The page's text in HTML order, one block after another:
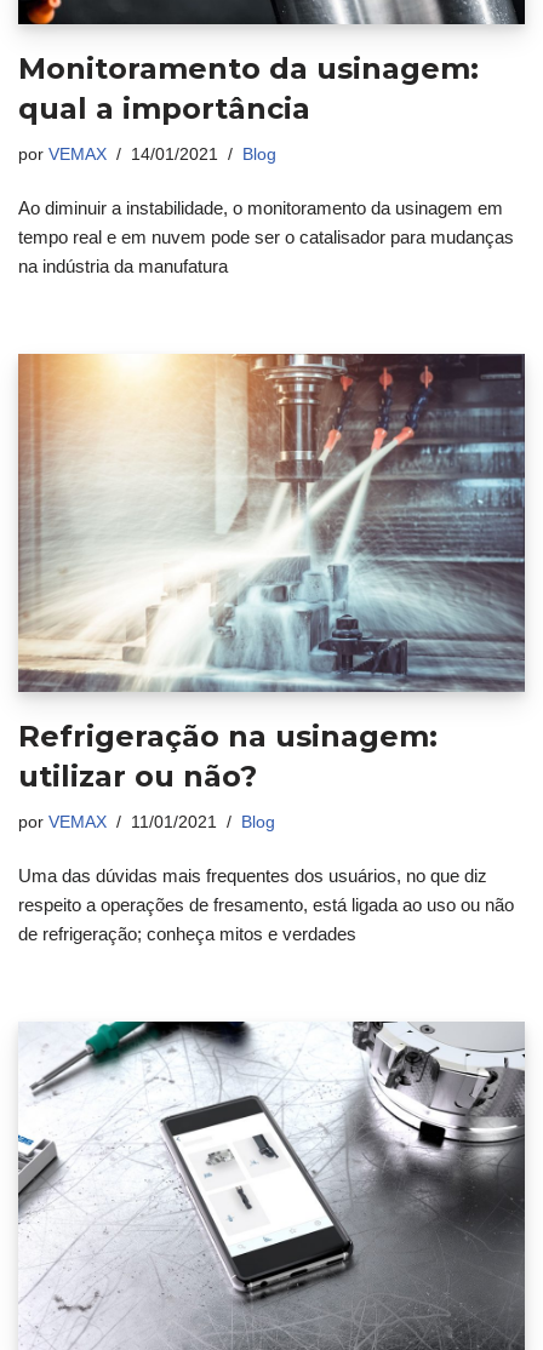
Monitoramento da usinagem:
qual a importância
por VEMAX 14/01/2021 Blog
Ao diminuir a instabilidade, o monitoramento da usinagem em
tempo real e em nuvem pode ser o catalisador para mudanças
na indústria da manufatura
Refrigeração na usinagem:
utilizar ou não?
por VEMAX 11/01/2021 Blog
Uma das dúvidas mais frequentes dos usuários, no que diz
respeito a operações de fresamento, está ligada ao uso ou não
de refrigeração; conheça mitos e verdades